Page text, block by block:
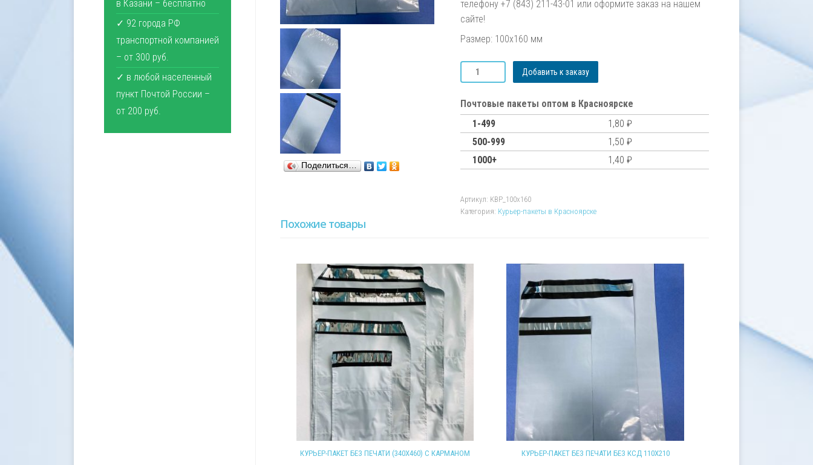
Поделиться…
телефону +7 (843) 211-43-01 или оформите заказ на нашем
сайте!
Размер: 100х160 мм
Количество
товара
пакет
без
печати
КСД
100х160
Добавить к заказу
Почтовые пакеты оптом в Красноярске
1-499
1,80 ₽
500-999
1,50 ₽
1000+
1,40 ₽
Артикул: KBP_100х160
Категория: Курьер-пакеты в Красноярске
Похожие товары
КУРЬЕР-ПАКЕТ БЕЗ ПЕЧАТИ (340Х460) С КАРМАНОМ КУРЬЕР-ПАКЕТ БЕЗ ПЕЧАТИ БЕЗ КСД 110Х210
в Казани – бесплатно
✓ 92 города РФ
транспортной компанией
– от 300 руб.
✓ в любой населенный
пункт Почтой России –
от 200 руб.